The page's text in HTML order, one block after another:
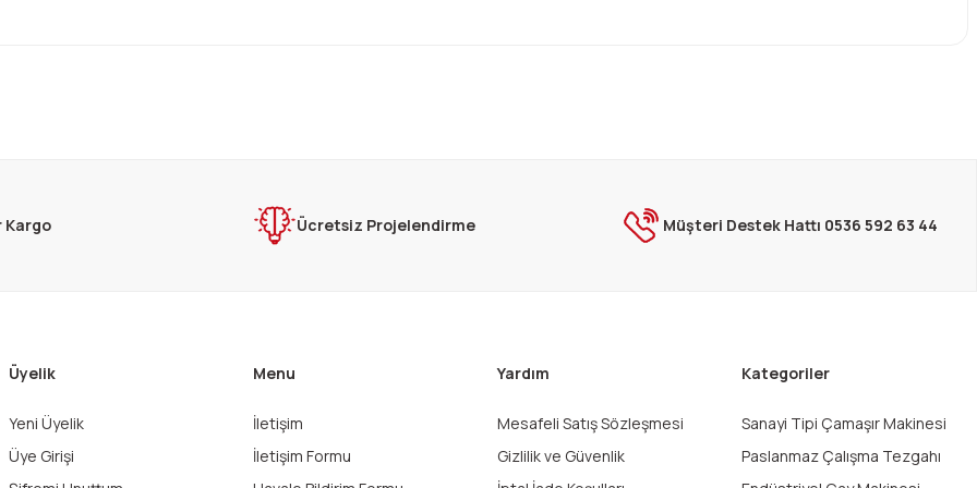
Gönder
Kargo Ücretsiz Projelendirme Müşteri Destek Hattı 0536 592 63 44
Üyelik
Yeni Üyelik
Üye Girişi
Menu
İletişim
İletişim Formu
Yardım
Mesafeli Satış Sözleşmesi
Gizlilik ve Güvenlik
Kategoriler
Sanayi Tipi Çamaşır Makinesi
Paslanmaz Çalışma Tezgahı